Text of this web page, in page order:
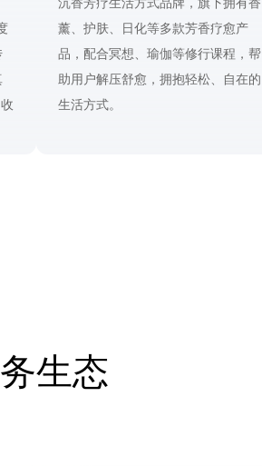
沉香芳疗生活方式品牌，旗下拥有香
薰、护肤、日化等多款芳香疗愈产
品，配合冥想、瑜伽等修行课程，帮
助用户解压舒愈，拥抱轻松、自在的
生活方式。
生态